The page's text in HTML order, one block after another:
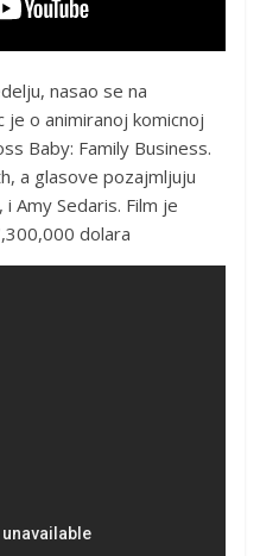
nasao se na
je o animiranoj komicnoj
Baby: Family Business.
a glasove pozajmljuju
Amy Sedaris. Film je
dolara